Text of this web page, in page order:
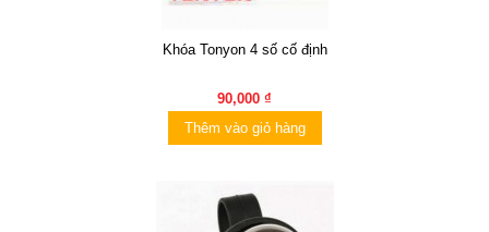
Khóa Tonyon 4 số cố định
90,000 ₫
Thêm vào giỏ hàng